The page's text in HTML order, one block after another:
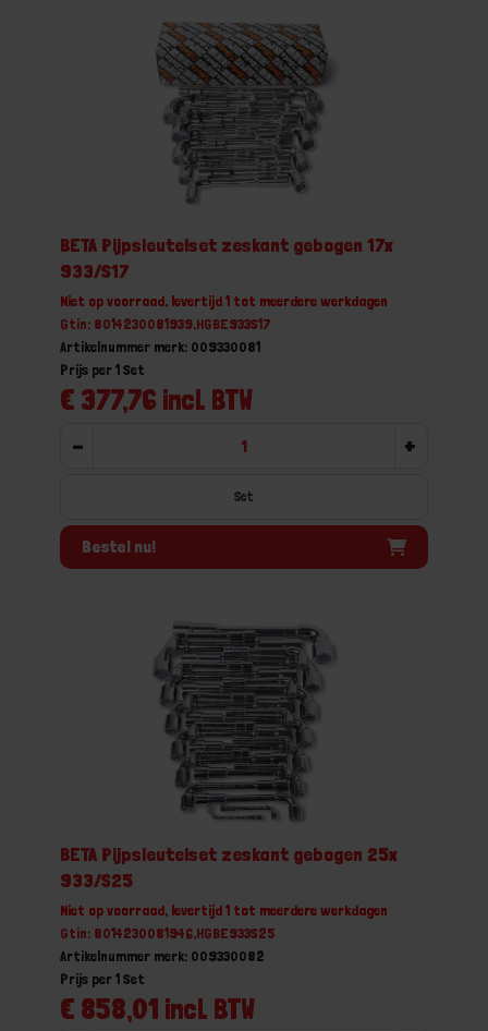
BETA Pijpsleutelset zeskant gebogen 17x
933/S17
Niet op voorraad, levertijd 1 tot meerdere werkdagen
Gtin: 8014230081939,HGBE933S17
Artikelnummer merk: 009330081
€ 377,76 incl. BTW
Prijs per 1 Set
- +
Set
Bestel nu!
BETA Pijpsleutelset zeskant gebogen 25x
933/S25
Niet op voorraad, levertijd 1 tot meerdere werkdagen
Gtin: 8014230081946,HGBE933S25
Artikelnummer merk: 009330082
€ 858,01 incl. BTW
Prijs per 1 Set